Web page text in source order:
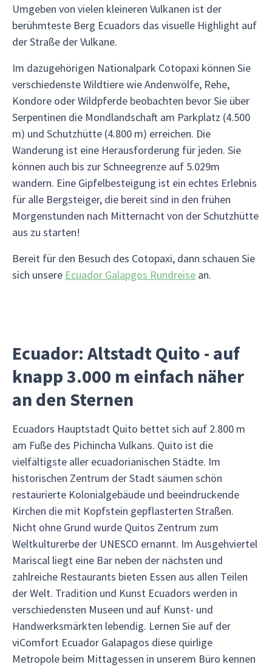
Umgeben von vielen kleineren Vulkanen ist der
berühmteste Berg Ecuadors das visuelle Highlight auf
der Straße der Vulkane.
Im dazugehörigen Nationalpark Cotopaxi können Sie
verschiedenste Wildtiere wie Andenwölfe, Rehe,
Kondore oder Wildpferde beobachten bevor Sie über
Serpentinen die Mondlandschaft am Parkplatz (4.500
m) und Schutzhütte (4.800 m) erreichen. Die
Wanderung ist eine Herausforderung für jeden. Sie
können auch bis zur Schneegrenze auf 5.029m
wandern. Eine Gipfelbesteigung ist ein echtes Erlebnis
für alle Bergsteiger, die bereit sind in den frühen
Morgenstunden nach Mitternacht von der Schutzhütte
aus zu starten!
Bereit für den Besuch des Cotopaxi, dann schauen Sie
sich unsere Ecuador Galapgos Rundreise an.
Ecuador: Altstadt Quito - auf
knapp 3.000 m einfach näher
an den Sternen
Ecuadors Hauptstadt Quito bettet sich auf 2.800 m
am Fuße des Pichincha Vulkans. Quito ist die
vielfältigste aller ecuadorianischen Städte. Im
historischen Zentrum der Stadt säumen schön
restaurierte Kolonialgebäude und beeindruckende
Kirchen die mit Kopfstein gepflasterten Straßen.
Nicht ohne Grund wurde Quitos Zentrum zum
Weltkulturerbe der UNESCO ernannt. Im Ausgehviertel
Mariscal liegt eine Bar neben der nächsten und
zahlreiche Restaurants bieten Essen aus allen Teilen
der Welt. Tradition und Kunst Ecuadors werden in
verschiedensten Museen und auf Kunst- und
Handwerksmärkten lebendig. Lernen Sie auf der
viComfort Ecuador Galapagos diese quirlige
Metropole beim Mittagessen in unserem Büro kennen